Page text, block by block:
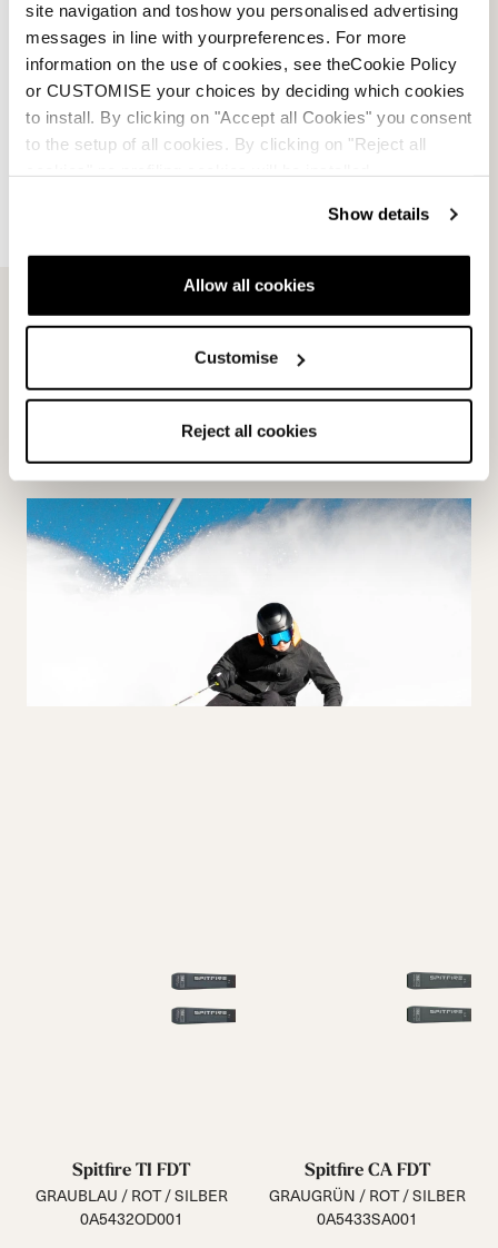
site navigation and toshow you personalised advertising
messages in line with yourpreferences. For more
information on the use of cookies, see theCookie Policy
or CUSTOMISE your choices by deciding which cookies
to install. By clicking on "Accept all Cookies" you consent
to the setup of all cookies. By clicking on "Reject all
Show details
Allow all cookies
Customise
Reject all cookies
Neu Neu
Spitfire DC
Spitfire TI FDT
GRAUBLAU / ROT / SILBER
0A5432OD001
Spitfire CA FDT
GRAUGRÜN / ROT / SILBER
0A5433SA001